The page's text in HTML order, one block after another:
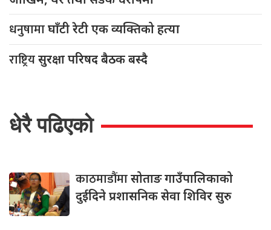
धनुषामाघाँटी रेटी एक व्यक्तिको हत्या
राष्ट्रियसुरक्षा परिषद बैठक बस्दै
धेरै पढिएको
काठमाडौंमासोताङ गाउँपालिकाको
दुईदिने प्रशासनिक सेवा शिविर सुरु